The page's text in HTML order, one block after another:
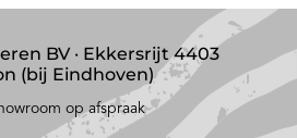
BV · Ekkersrijt 4403
(bij Eindhoven)
op afspraak